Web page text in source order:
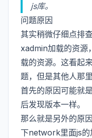
js库。
问题原因
其实稍微仔细点排
xadmin加载的资
载的资源。这看起
题，但是其他人那
首先的原因可能就
后发现版本一样。
那么就是另外的原
下network里面js的